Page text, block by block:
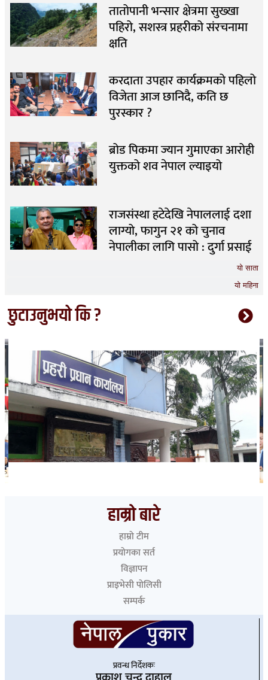
यो साता
यो महिना
तातोपानी भन्सार क्षेत्रमा सुख्खा
पहिरो, सशस्त्र प्रहरीको संरचनामा
क्षति
करदाता उपहार कार्यक्रमको पहिलो
विजेता आज छानिदै, कति छ
पुरस्कार ?
ब्रोड पिकमा ज्यान गुमाएका आरोही
युक्तको शव नेपाल ल्याइयो
राजसंस्था हटेदेखि नेपाललाई दशा
लाग्यो, फागुन २१ को चुनाव
नेपालीका लागि पासो : दुर्गा प्रसाई
छुटाउनुभयो कि ?
हाम्रो बारे
हाम्रो टीम
प्रयोगका सर्त
विज्ञापन
प्राइभेसी पोलिसी
सम्पर्क
प्रवन्ध निर्देशकः